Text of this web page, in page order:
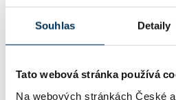
Souhlas Detaily
Tato webová stránka používá
Na webových stránkách České
JUDr. KAREL VODIČKA, LL.M.
Aktivní